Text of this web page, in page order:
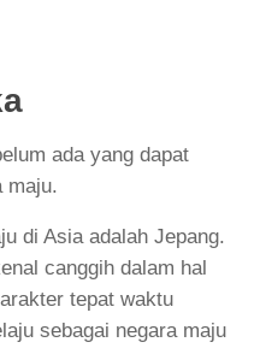
ada yang dapat
maju.
di Asia adalah Jepang.
canggih dalam hal
tepat waktu
sebagai negara maju